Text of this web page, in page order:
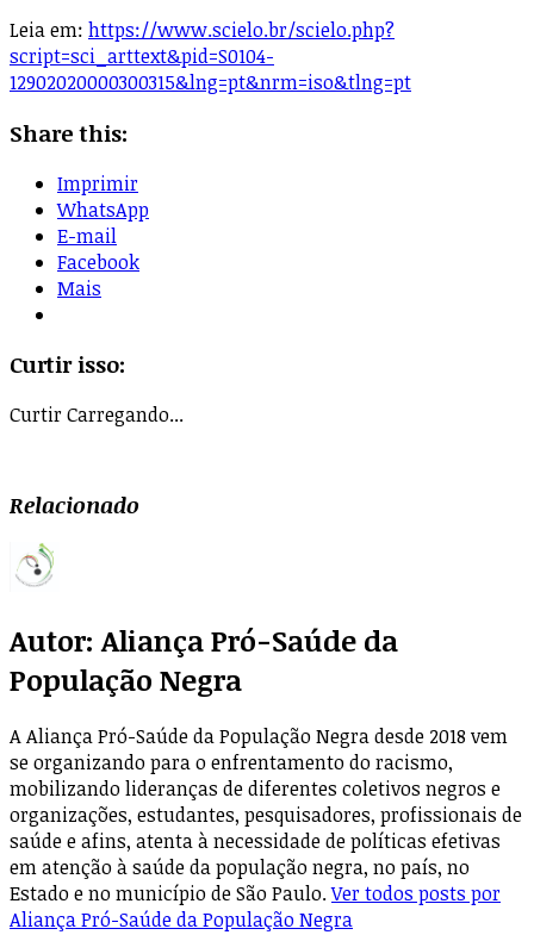
Leia em: https://www.scielo.br/scielo.php?
script=sci_arttext&pid=S0104-
12902020000300315&lng=pt&nrm=iso&tlng=pt
Share this:
Imprimir
WhatsApp
E-mail
Facebook
Mais
Curtir isso:
CurtirCarregando...
Relacionado
Autor: Aliança Pró-Saúde da
População Negra
A Aliança Pró-Saúde da População Negra desde 2018 vem
se organizando para o enfrentamento do racismo,
mobilizando lideranças de diferentes coletivos negros e
organizações, estudantes, pesquisadores, profissionais de
saúde e afins, atenta à necessidade de políticas efetivas
em atenção à saúde da população negra, no país, no
Estado e no município de São Paulo.Ver todos posts por
Aliança Pró-Saúde da População Negra